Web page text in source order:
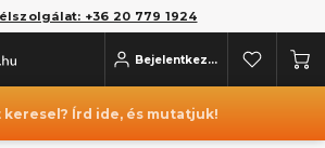
+36 20 779 1924
Bejelentkezés
keresel? Írd ide, és mutatjuk!